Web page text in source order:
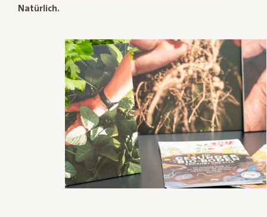
Natürlich.